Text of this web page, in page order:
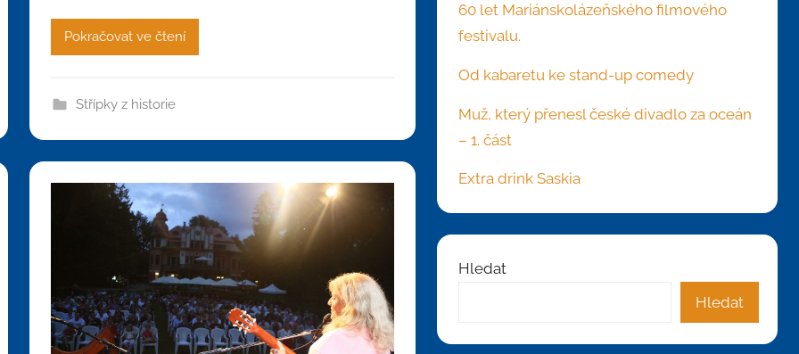
Pokračovat ve čtení
Střípky z historie
60 let Mariánskolázeňského filmového
festivalu.
Od kabaretu ke stand-up comedy
Muž, který přenesl české divadlo za oceán
– 1. část
Extra drink Saskia
Hledat
Hledat